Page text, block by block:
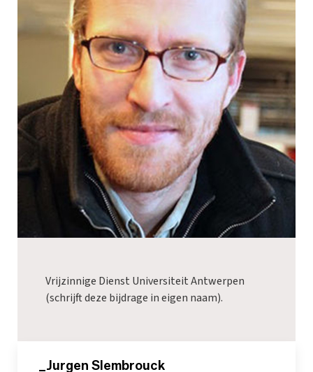
Vrijzinnige Dienst Universiteit Antwerpen
(schrijft deze bijdrage in eigen naam).
_Jurgen Slembrouck